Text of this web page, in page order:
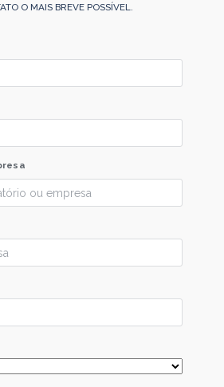
O MAIS BREVE POSSÍVEL.